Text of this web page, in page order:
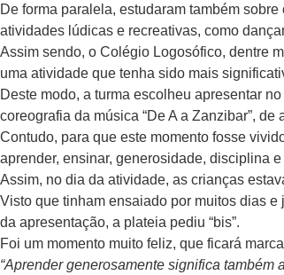
De forma paralela, estudaram também
atividades lúdicas e recreativas, como
Assim sendo, o Colégio Logosófico, dentre
uma atividade que tenha sido mais
Deste modo, a turma escolheu apresentar
coreografia da música “De A a Zanzibar”,
Contudo, para que este momento fosse
aprender, ensinar, generosidade, disciplina e
Assim, no dia da atividade, as crianças
Visto que tinham ensaiado por muitos dias
da apresentação, a plateia pediu “bis”.
Foi um momento muito feliz, que ficará
“Aprender generosamente significa